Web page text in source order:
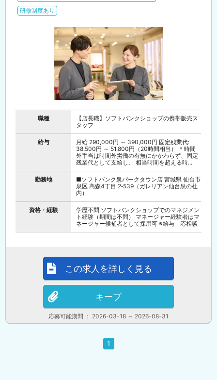
研修制度あり
職種
【店長職】ソフトバンクショップの携帯販売ス
タッフ
給与
月給 290,000円 ～ 390,000円 固定残業代:
38,500円 ～ 51,800円（20時間相当） ＊時間
外手当は時間外労働の有無にかかわらず、固定
残業代として支給し、 相当時間を超える時...
勤務地
■ソフトバンク泉パークタウン店 宮城県 仙台市
泉区 高森4丁目 2‐539（ガレリアン仙台泉の杜
内）
資格・経験
学歴不問 ソフトバンクショップでのマネジメン
ト経験（期間は不問） マネージャー経験者はマ
ネージャー候補者として採用可 ※給与 応相談
応募可能期間 ： 2026-03-18 ～ 2026-08-31
この求人を詳しく見る
キープ
1